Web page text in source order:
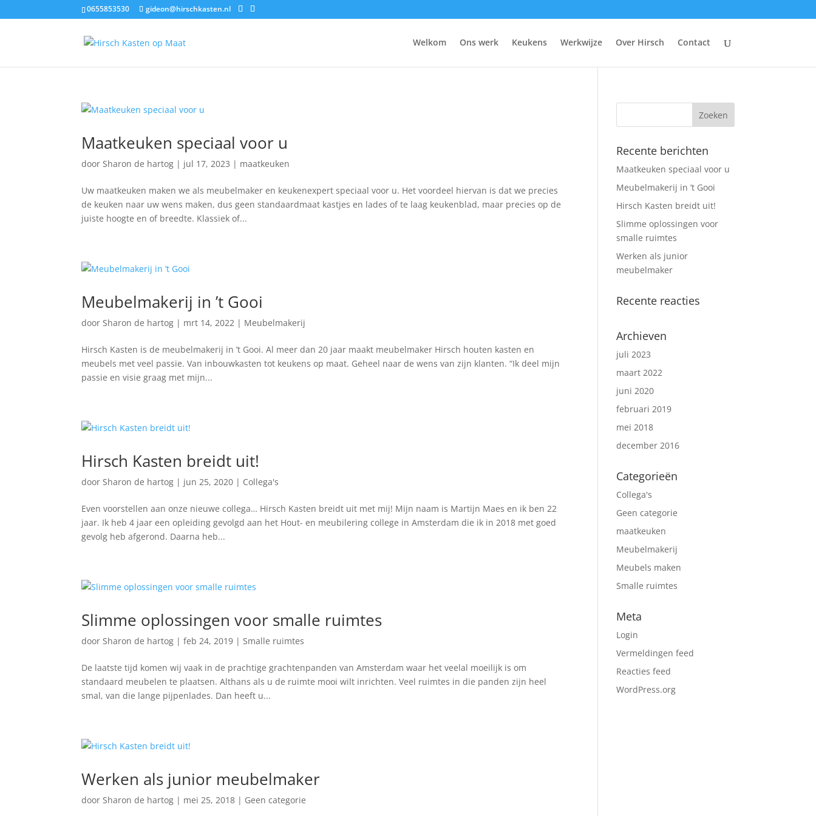
0655853530 gideon@hirschkasten.nl
Welkom Ons werk Keukens Werkwijze Over Hirsch Contact
Maatkeuken speciaal voor u
doorSharon de hartog | jul 17, 2023 | maatkeuken
Uw maatkeuken maken we als meubelmaker en keukenexpert speciaal voor u. Het voordeel hiervan is dat we precies
de keuken naar uw wens maken, dus geen standaardmaat kastjes en lades of te laag keukenblad, maar precies op de
juiste hoogte en of breedte. Klassiek of...
Meubelmakerij in ’t Gooi
doorSharon de hartog | mrt 14, 2022 | Meubelmakerij
Hirsch Kasten is de meubelmakerij in ’t Gooi. Al meer dan 20 jaar maakt meubelmaker Hirsch houten kasten en
meubels met veel passie. Van inbouwkasten tot keukens op maat. Geheel naar de wens van zijn klanten. “Ik deel mijn
passie en visie graag met mijn...
Hirsch Kasten breidt uit!
doorSharon de hartog | jun 25, 2020 | Collega's
Even voorstellen aan onze nieuwe collega… Hirsch Kasten breidt uit met mij! Mijn naam is Martijn Maes en ik ben 22
jaar. Ik heb 4 jaar een opleiding gevolgd aan het Hout- en meubilering college in Amsterdam die ik in 2018 met goed
gevolg heb afgerond. Daarna heb...
Slimme oplossingen voor smalle ruimtes
doorSharon de hartog |feb 24, 2019 |Smalle ruimtes
De laatste tijd komen wij vaak in de prachtige grachtenpanden van Amsterdam waar het veelal moeilijk is om
standaard meubelen te plaatsen. Althans als u de ruimte mooi wilt inrichten. Veel ruimtes in die panden zijn heel
smal, van die lange pijpenlades. Dan heeft u...
Werken als junior meubelmaker
doorSharon de hartog | mei 25, 2018 | Geen categorie
Recente berichten
Maatkeuken speciaal voor u
Meubelmakerij in ’t Gooi
Hirsch Kasten breidt uit!
Slimme oplossingen voor
smalle ruimtes
Werken als junior
meubelmaker
Recente reacties
Archieven
juli 2023
maart 2022
juni 2020
februari 2019
mei 2018
december 2016
Categorieën
Collega's
Geen categorie
maatkeuken
Meubelmakerij
Meubels maken
Smalle ruimtes
Meta
Login
Vermeldingen feed
Reacties feed
WordPress.org